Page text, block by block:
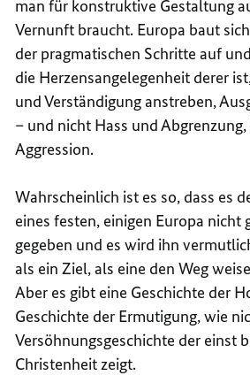
man für konstruktive Gestaltung
Vernunft braucht. Europa baut
der pragmatischen Schritte auf
die Herzensangelegenheit derer
und Verständigung anstreben,
– und nicht Hass und
Aggression.
Wahrscheinlich ist es so, dass es
eines festen, einigen Europa nicht
gegeben und es wird ihn
als ein Ziel, als eine den Weg
Aber es gibt eine Geschichte der
Geschichte der Ermutigung, wie
Versöhnungsgeschichte der einst
Christenheit zeigt.